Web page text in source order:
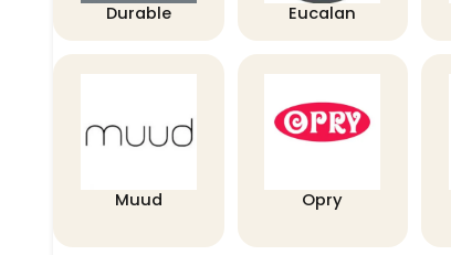
Durable Eucalan
Muud Opry